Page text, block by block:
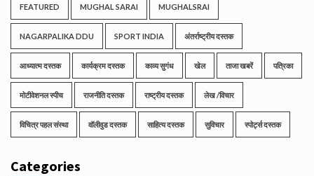
FEATURED MUGHAL SARAI MUGHALSRAI
NAGARPALIKA DDU SPORT INDIA अंतर्राष्ट्रीय दस्तक
आध्यात्म दस्तक कार्यक्रम दस्तक काव्य सुगंध खेल ताजा खबरें पत्रिका
मोटीवेशनल स्पीच राजनीति दस्तक राष्ट्रीय दस्तक लेख /विचार
विचित्र पहल संस्था वॉलीवुड दस्तक साहित्य दस्तक सुविचार स्पोर्ट्स दस्तक
Categories